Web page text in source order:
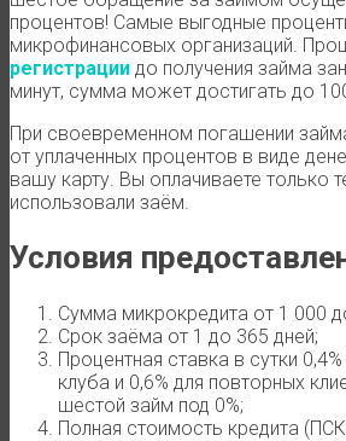
процентов! Самые выгодные
микрофинансовых организаций.
регистрации до получения займа
минут, сумма может достигать до
При своевременном погашении
от уплаченных процентов в виде
вашу карту. Вы оплачиваете только
использовали заём.
Условия
Сумма микрокредита от 1 000
Срок заёма от 1 до 365 дней;
Процентная ставка в сутки
клуба и 0,6% для повторных
шестой займ под 0%;
Полная стоимость кредита